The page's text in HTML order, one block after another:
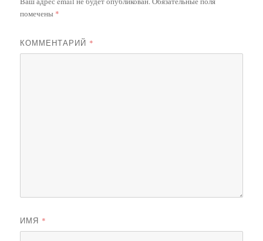
помечены *
КОММЕНТАРИЙ *
ИМЯ *